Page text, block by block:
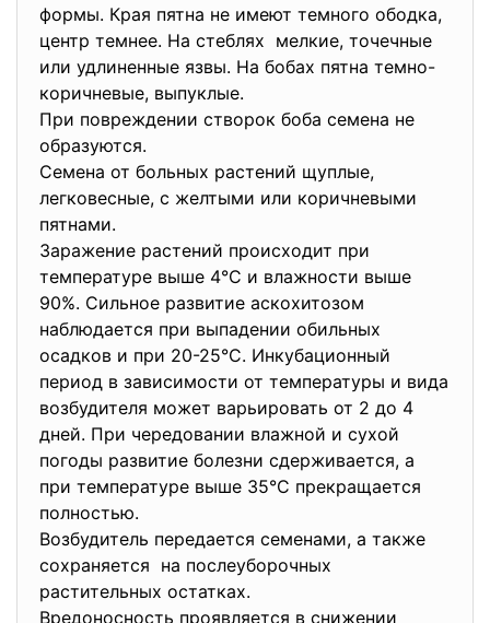
формы. Края пятна не имеют темного ободка,
центр темнее. На стеблях мелкие, точечные
или удлиненные язвы. На бобах пятна темно-
коричневые, выпуклые.
При повреждении створок боба семена не
образуются.
Семена от больных растений щуплые,
легковесные, с желтыми или коричневыми
пятнами.
Заражение растений происходит при
температуре выше 4°С и влажности выше
90%. Сильное развитие аскохитозом
наблюдается при выпадении обильных
осадков и при 20-25°С. Инкубационный
период в зависимости от температуры и вида
возбудителя может варьировать от 2 до 4
дней. При чередовании влажной и сухой
погоды развитие болезни сдерживается, а
при температуре выше 35°С прекращается
полностью.
Возбудитель передается семенами, а также
сохраняется на послеуборочных
растительных остатках.
Вредоносность проявляется в снижении